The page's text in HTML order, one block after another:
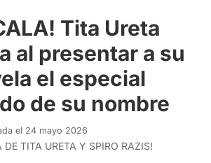
Tita Ureta
al presentar a su
el especial
de su nombre
el 24 mayo 2026
DE TITA URETA Y SPIRO RAZIS!